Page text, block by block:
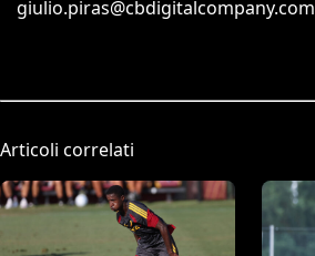
giulio.piras@cbdigitalcompany.com
Articoli correlati